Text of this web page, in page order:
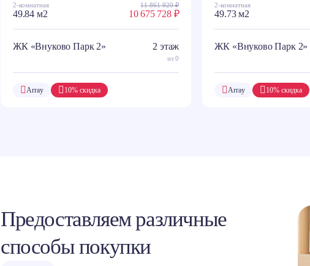
2-комнатная
49.84 м2
11 861 920 ₽
10 675 728 ₽
ЖК «Внуково Парк 2» 2 этаж
из 0
10% скидка
Array
2-комнатная
49.73 м2
ЖК «Внуково Парк 2»
10% скидка
Array
Предоставляем различные
способы покупки